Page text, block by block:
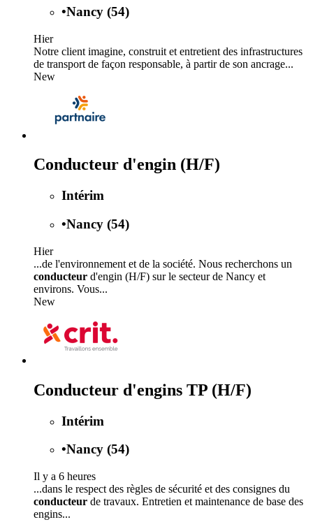
•Nancy (54)
Hier
Notre client imagine, construit et entretient des infrastructures
de transport de façon responsable, à partir de son ancrage...
New
Conducteur d'engin (H/F)
Intérim
•Nancy (54)
Hier
...de l'environnement et de la société. Nous recherchons un
conducteur d'engin (H/F) sur le secteur de Nancy et
environs. Vous...
New
Conducteur d'engins TP (H/F)
Intérim
•Nancy (54)
Il y a 6 heures
...dans le respect des règles de sécurité et des consignes du
conducteur de travaux. Entretien et maintenance de base des
engins...